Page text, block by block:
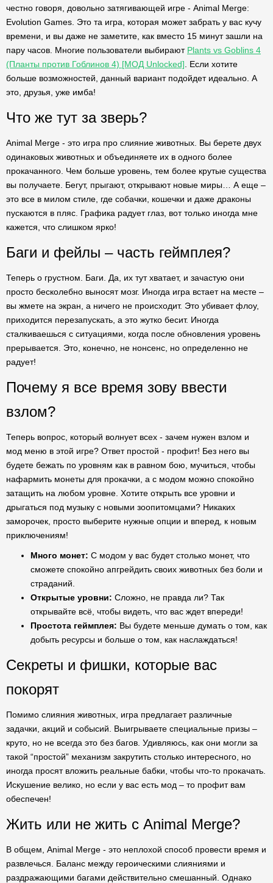
честно говоря, довольно затягивающей игре - Animal Merge:
Evolution Games. Это та игра, которая может забрать у вас кучу
времени, и вы даже не заметите, как вместо 15 минут зашли на
пару часов. Многие пользователи выбирают Plants vs Goblins 4
(Планты против Гоблинов 4) [МОД Unlocked] . Если хотите
больше возможностей, данный вариант подойдет идеально. А
это, друзья, уже имба!
Что же тут за зверь?
Animal Merge - это игра про слияние животных. Вы берете двух
одинаковых животных и объединяете их в одного более
прокачанного. Чем больше уровень, тем более крутые существа
вы получаете. Бегут, прыгают, открывают новые миры… А еще –
это все в милом стиле, где собачки, кошечки и даже драконы
пускаются в пляс. Графика радует глаз, вот только иногда мне
кажется, что слишком ярко!
Баги и фейлы – часть геймплея?
Теперь о грустном. Баги. Да, их тут хватает, и зачастую они
просто бесколебно выносят мозг. Иногда игра встает на месте –
вы жмете на экран, а ничего не происходит. Это убивает флоу,
приходится перезапускать, а это жутко бесит. Иногда
сталкиваешься с ситуациями, когда после обновления уровень
прерывается. Это, конечно, не нонсенс, но определенно не
радует!
Почему я все время зову ввести
взлом?
Теперь вопрос, который волнует всех - зачем нужен взлом и
мод меню в этой игре? Ответ простой - профит! Без него вы
будете бежать по уровням как в равном бою, мучиться, чтобы
нафармить монеты для прокачки, а с модом можно спокойно
затащить на любом уровне. Хотите открыть все уровни и
дрыгаться под музыку с новыми зоопитомцами? Никаких
заморочек, просто выберите нужные опции и вперед, к новым
приключениям!
Много монет: С модом у вас будет столько монет, что
сможете спокойно апгрейдить своих животных без боли и
страданий.
Открытые уровни: Сложно, не правда ли? Так
открывайте всё, чтобы видеть, что вас ждет впереди!
Простота геймплея: Вы будете меньше думать о том, как
добыть ресурсы и больше о том, как наслаждаться!
Секреты и фишки, которые вас
покорят
Помимо слияния животных, игра предлагает различные
задачки, акций и собысий. Выигрываете специальные призы –
круто, но не всегда это без багов. Удивляюсь, как они могли за
такой “простой” механизм закрутить столько интересного, но
иногда просят вложить реальные бабки, чтобы что-то прокачать.
Искушение велико, но если у вас есть мод – то профит вам
обеспечен!
Жить или не жить с Animal Merge?
В общем, Animal Merge - это неплохой способ провести время и
развлечься. Баланс между героическими слияниями и
раздражающими багами действительно смешанный. Однако